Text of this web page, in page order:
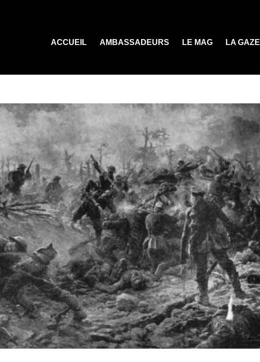
ACCUEIL AMBASSADEURS LE MAG LA